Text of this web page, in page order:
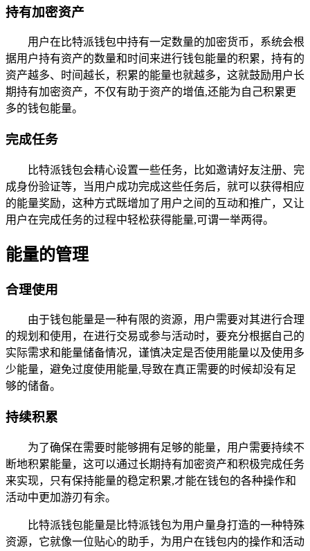
持有加密资产
用户在比特派钱包中持有一定数量的加密货币，系统会根
据用户持有资产的数量和时间来进行钱包能量的积累，持有的
资产越多、时间越长，积累的能量也就越多，这就鼓励用户长
期持有加密资产，不仅有助于资产的增值,还能为自己积累更
多的钱包能量。
完成任务
比特派钱包会精心设置一些任务，比如邀请好友注册、完
成身份验证等，当用户成功完成这些任务后，就可以获得相应
的能量奖励，这种方式既增加了用户之间的互动和推广，又让
用户在完成任务的过程中轻松获得能量,可谓一举两得。
能量的管理
合理使用
由于钱包能量是一种有限的资源，用户需要对其进行合理
的规划和使用，在进行交易或参与活动时，要充分根据自己的
实际需求和能量储备情况，谨慎决定是否使用能量以及使用多
少能量，避免过度使用能量,导致在真正需要的时候却没有足
够的储备。
持续积累
为了确保在需要时能够拥有足够的能量，用户需要持续不
断地积累能量，这可以通过长期持有加密资产和积极完成任务
来实现，只有保持能量的稳定积累,才能在钱包的各种操作和
活动中更加游刃有余。
比特派钱包能量是比特派钱包为用户量身打造的一种特殊
资源，它就像一位贴心的助手，为用户在钱包内的操作和活动